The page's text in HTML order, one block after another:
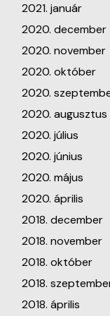
2021. január
2020. december
2020. november
2020. október
2020.
2020. augusztus
2020. július
2020. június
2020. május
2020. április
2018. december
2018. november
2018. október
2018.
2018. április